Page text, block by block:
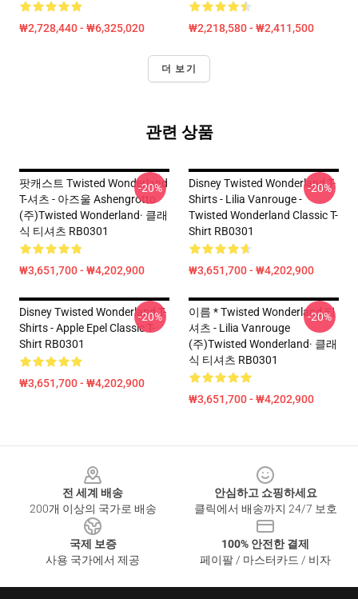
₩2,728,440 - ₩6,325,020 ₩2,218,580 - ₩2,411,500
더 보기
관련 상품
팟캐스트 Twisted Wonderland
T-셔츠 - 아즈울 Ashengrotto
(주)Twisted Wonderland· 클래
식 티셔츠 RB0301
₩3,651,700 - ₩4,202,900
-20%
Disney Twisted Wonderland T-
Shirts - Lilia Vanrouge -
Twisted Wonderland Classic T-
Shirt RB0301
₩3,651,700 - ₩4,202,900
-20%
Disney Twisted Wonderland T-
Shirts - Apple Epel Classic T-
Shirt RB0301
₩3,651,700 - ₩4,202,900
-20%
이름 * Twisted Wonderland 티
셔츠 - Lilia Vanrouge
(주)Twisted Wonderland· 클래
식 티셔츠 RB0301
₩3,651,700 - ₩4,202,900
-20%
전 세계 배송
200개 이상의 국가로 배송
안심하고 쇼핑하세요
클릭에서 배송까지 24/7 보호
국제 보증
사용 국가에서 제공
100% 안전한 결제
페이팔 / 마스터카드 / 비자